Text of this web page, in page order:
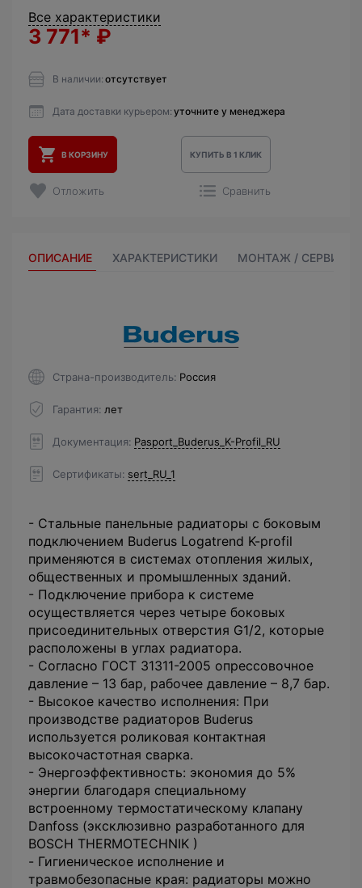
Все характеристики
3 771* ₽
В наличии: отсутствует
Дата доставки курьером: уточните у менеджера
В КОРЗИНУ КУПИТЬ В 1 КЛИК
Отложить Сравнить
ОПИСАНИЕ ХАРАКТЕРИСТИКИ МОНТАЖ / СЕРВИС
Страна-производитель Россия
Гарантия лет
Документация Pasport_Buderus_K-Profil_RU
Сертификаты sert_RU_1
- Стальные панельные радиаторы с боковым
подключением Buderus Logatrend K-profil
применяются в системах отопления жилых,
общественных и промышленных зданий.
- Подключение прибора к системе
осуществляется через четыре боковых
присоединительных отверстия G1/2, которые
расположены в углах радиатора.
- Согласно ГОСТ 31311-2005 опрессовочное
давление – 13 бар, рабочее давление – 8,7 бар.
- Высокое качество исполнения: При
производстве радиаторов Buderus
используется роликовая контактная
высокочастотная сварка.
- Энергоэффективность: экономия до 5%
энергии благодаря специальному
встроенному термостатическому клапану
Danfoss (эксклюзивно разработанного для
BOSCH THERMOTECHNIK )
- Гигиеническое исполнение и
травмобезопасные края: радиаторы можно